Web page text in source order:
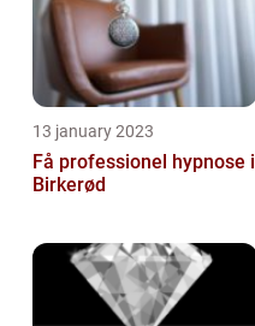
13 january 2023
Få professionel hypnose i
Birkerød